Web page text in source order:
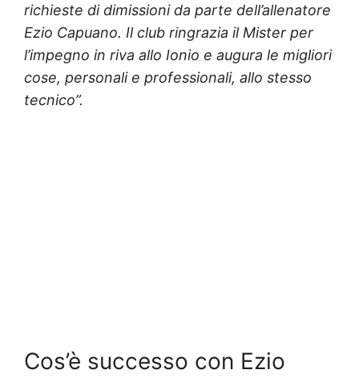
richieste di dimissioni da parte dell’allenatore
Ezio Capuano. Il club ringrazia il Mister per
l’impegno in riva allo Ionio e augura le migliori
cose, personali e professionali, allo stesso
tecnico”.
Cos’è successo con Ezio